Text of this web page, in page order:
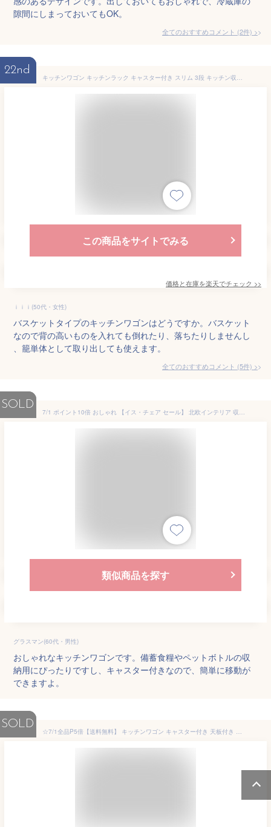
隙間にしまっておいてもOK。
全てのおすすめコメント (2件) >
22nd
キッチンワゴン キッチンラック キャスター付き スリム 3段 キッチン収納棚 すきま 隙間収納 キッチン 収納 北欧 おしゃれ 西海岸 シンプル モダン スチール キッチンストッカー 食材ストッカー 台所 省スペース バスケットラック RECKS〔レックス〕 ホワイト ブラック
この商品をサイトでみる
価格と在庫を楽天でチェック >>
ｉｉｉ(50代・女性)
バスケットタイプのキッチンワゴンはどうですか。バスケット
なので背の高いものを入れても倒れたり、落ちたりしませんし
、籠単体として取り出しても使えます。
全てのおすすめコメント (5件) >
SOLD
7/1 ポイント10倍 おしゃれ 【イス・チェア セール】 北欧インテリア 収納家具 キッチン収納 キッチンワゴン キャスター付 W88×D38×H85 ワイドワゴン モデルルーム サロン シンプル
類似商品を探す
グラスマン(60代・男性)
おしゃれなキッチンワゴンです。備蓄食糧やペットボトルの収
納用にぴったりですし、キャスター付きなので、簡単に移動が
できますよ。
SOLD
☆7/1全品P5倍【送料無料】 キッチンワゴン キャスター付き 天板付き 収納ラック マルチワゴン ツールワゴン ラック キャスター付きワゴン キッチン 収納 4段 3段 2段 キッチンカウンター インテリア 小物 収納用品 新生活 ny234 ギフト